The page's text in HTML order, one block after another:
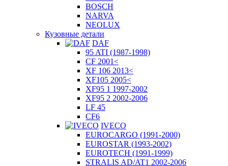
BOSCH
NARVA
NEOLUX
Кузовные детали
DAF
95 ATI (1987-1998)
CF 2001<
XF 106 2013<
XF105 2005<
XF95 1 1997-2002
XF95 2 2002-2006
LF 45
CF6
IVECO
EUROCARGO (1991-2000)
EUROSTAR (1993-2002)
EUROTECH (1991-1999)
STRALIS AD/AT1 2002-2006